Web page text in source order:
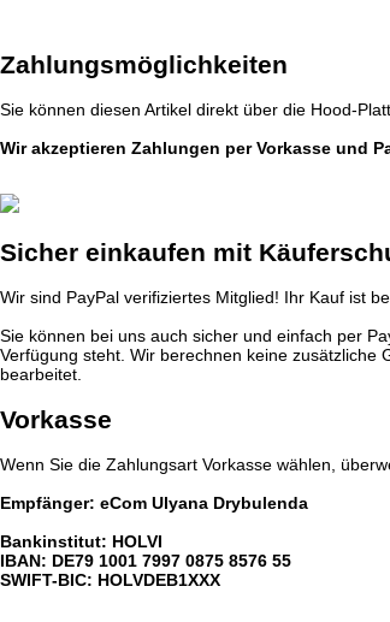
Zahlungsmöglichkeiten
Sie können diesen Artikel direkt über die Hood-
Wir akzeptieren Zahlungen per Vorkasse und
Sicher einkaufen mit
Wir sind PayPal verifiziertes Mitglied! Ihr Kauf ist
Sie können bei uns auch sicher und einfach per
Verfügung steht. Wir berechnen keine
bearbeitet.
Vorkasse
Wenn Sie die Zahlungsart Vorkasse wählen,
Empfänger: eCom Ulyana Drybulenda
Bankinstitut: HOLVI
IBAN: DE79 1001 7997 0875 8576 55
SWIFT-BIC: HOLVDEB1XXX